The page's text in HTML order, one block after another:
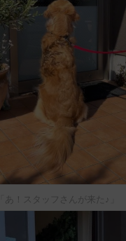
「あ！スタッフさんが来た♪」